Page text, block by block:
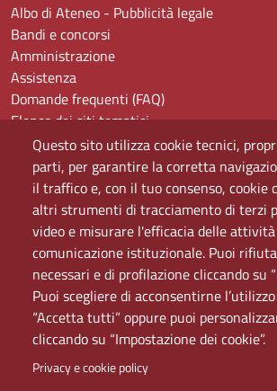
Questo sito utilizza cookie tecnici,
parti, per garantire la corretta
il traffico e, con il tuo consenso, cookie
altri strumenti di tracciamento di terzi
video e misurare l'efficacia delle
comunicazione istituzionale. Puoi
necessari e di profilazione cliccando su
Puoi scegliere di acconsentirne
“Accetta tutti” oppure puoi
cliccando su “Impostazione dei cookie”.
Privacy e cookie policy
Albo di Ateneo - Pubblicità legale
Bandi e concorsi
Amministrazione
Assistenza
Domande frequenti (FAQ)
Elenco dei siti tematici
Mappa del sito
PEC
Rete Wi-Fi Eduroam
Servizio Proxy
Guida all’uso del portale